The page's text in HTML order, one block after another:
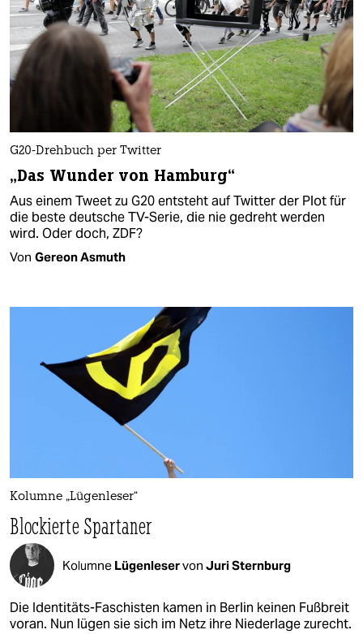
G20-Drehbuch per Twitter
„Das Wunder von Hamburg“
Aus einem Tweet zu G20 entsteht auf Twitter der Plot für
die beste deutsche TV-Serie, die nie gedreht werden
wird. Oder doch, ZDF?
Von Gereon Asmuth
Kolumne „Lügenleser“
Blockierte Spartaner
Kolumne Lügenleservon Juri Sternburg
Die Identitäts-Faschisten kamen in Berlin keinen Fußbreit
voran. Nun lügen sie sich im Netz ihre Niederlage zurecht.